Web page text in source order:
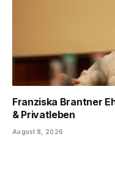
Franziska Brantner
& Privatleben
August 8, 2026